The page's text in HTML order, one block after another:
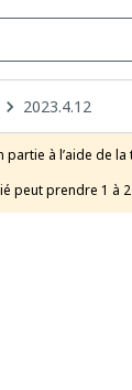
2023.4.12
à l’aide de
peut prendre 1 à